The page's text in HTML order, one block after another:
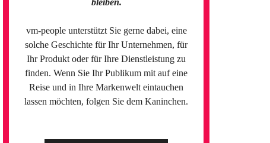
bleiben.
vm-people unterstützt Sie gerne dabei, eine
solche Geschichte für Ihr Unternehmen, für
Ihr Produkt oder für Ihre Dienstleistung zu
finden. Wenn Sie Ihr Publikum mit auf eine
Reise und in Ihre Markenwelt eintauchen
lassen möchten, folgen Sie dem Kaninchen.